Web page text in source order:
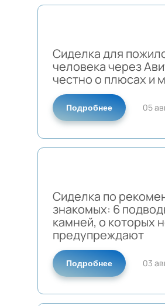
Сиделка для
человека через
честно о плюсах и
Подробнее 05
Сиделка по
знакомых: 6
камней, о которых
предупреждают
Подробнее 03